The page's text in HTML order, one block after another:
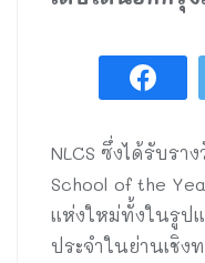
NLCS ซึ่งได้รับรา
School of the
แห่งใหม่ทั้งในรูป
ประจำในย่านเชิง